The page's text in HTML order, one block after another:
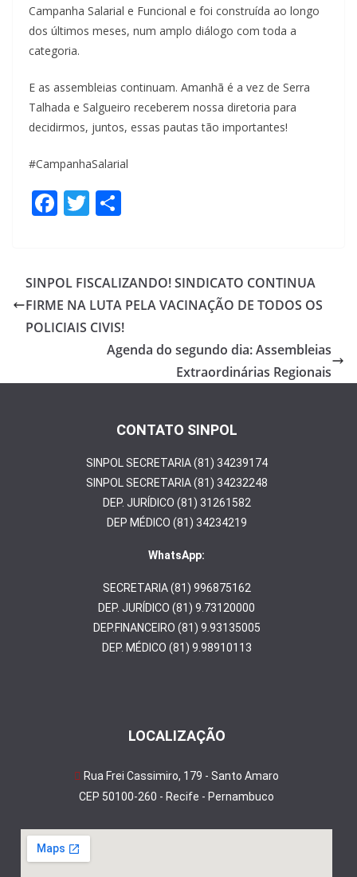
Campanha Salarial e Funcional e foi construída ao longo
dos últimos meses, num amplo diálogo com toda a
categoria.
E as assembleias continuam. Amanhã é a vez de Serra
Talhada e Salgueiro receberem nossa diretoria para
decidirmos, juntos, essas pautas tão importantes!
#CampanhaSalarial
F
b
o
o
T
er e
SINPOL FISCALIZANDO! SINDICATO CONTINUA
FIRME NA LUTA PELA VACINAÇÃO DE TODOS OS
POLICIAIS CIVIS!
Agenda do segundo dia: Assembleias
Extraordinárias Regionais
CONTATO SINPOL
SINPOL SECRETARIA (81) 34239174
SINPOL SECRETARIA (81) 34232248
DEP. JURÍDICO (81) 31261582
DEP MÉDICO (81) 34234219
WhatsApp:
SECRETARIA (81) 996875162
DEP. JURÍDICO (81) 9.73120000
DEP.FINANCEIRO (81) 9.93135005
DEP. MÉDICO (81) 9.98910113
LOCALIZAÇÃO
Rua Frei Cassimiro, 179 - Santo Amaro
CEP 50100-260 - Recife - Pernambuco